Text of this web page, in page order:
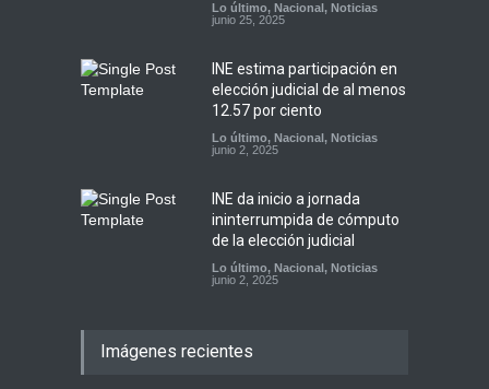
Lo último, Nacional, Noticias
junio 25, 2025
INE estima participación en
elección judicial de al menos
12.57 por ciento
Lo último, Nacional, Noticias
junio 2, 2025
INE da inicio a jornada
ininterrumpida de cómputo
de la elección judicial
Lo último, Nacional, Noticias
junio 2, 2025
Imágenes recientes